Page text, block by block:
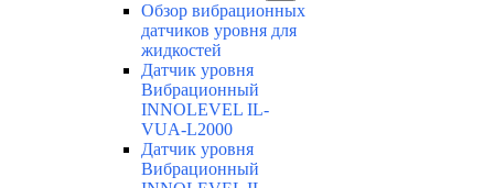
Обзор вибрационных
датчиков уровня для
жидкостей
Датчик уровня
Вибрационный
INNOLEVEL IL-
VUA-L2000
Датчик уровня
Вибрационный